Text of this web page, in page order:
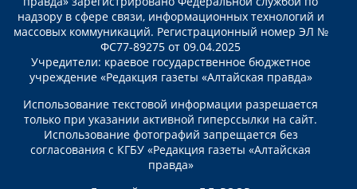
надзору в сфере связи, информационных технологий и
массовых коммуникаций. Регистрационный номер ЭЛ №
ФС77-89275 от 09.04.2025
Учредители: краевое государственное бюджетное
учреждение «Редакция газеты «Алтайская правда»
Использование текстовой информации разрешается
только при указании активной гиперссылки на сайт.
Использование фотографий запрещается без
согласования с КГБУ «Редакция газеты «Алтайская
правда»